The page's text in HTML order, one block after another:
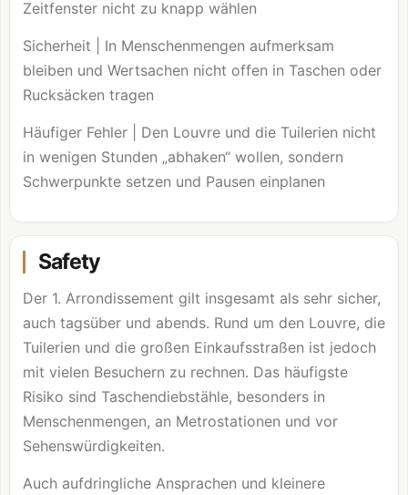
Zeitfenster nicht zu knapp wählen
Sicherheit | In Menschenmengen aufmerksam
bleiben und Wertsachen nicht offen in Taschen oder
Rucksäcken tragen
Häufiger Fehler | Den Louvre und die Tuilerien nicht
in wenigen Stunden „abhaken“ wollen, sondern
Schwerpunkte setzen und Pausen einplanen
Safety
Der 1. Arrondissement gilt insgesamt als sehr sicher,
auch tagsüber und abends. Rund um den Louvre, die
Tuilerien und die großen Einkaufsstraßen ist jedoch
mit vielen Besuchern zu rechnen. Das häufigste
Risiko sind Taschendiebstähle, besonders in
Menschenmengen, an Metrostationen und vor
Sehenswürdigkeiten.
Auch aufdringliche Ansprachen und kleinere